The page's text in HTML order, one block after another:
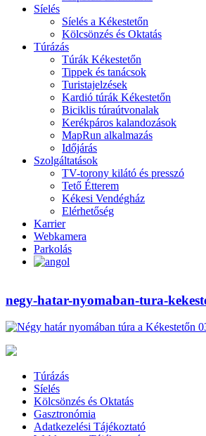
Síelés
Síelés a Kékestetőn
Kölcsönzés és Oktatás
Túrázás
Túrák Kékestetőn
Tippek és tanácsok
Turistajelzések
Kardió túrák Kékestetőn
Biciklis túraútvonalak
Kerékpáros kalandozások
MapRun alkalmazás
Időjárás
Szolgáltatások
TV-torony kilátó és presszó
Tető Étterem
Kékesi Vendégház
Elérhetőség
Karrier
Webkamera
Parkolás
negy-hatar-nyomaban-tura-
Túrázás
Síelés
Kölcsönzés és Oktatás
Gasztronómia
Adatkezelési Tájékoztató